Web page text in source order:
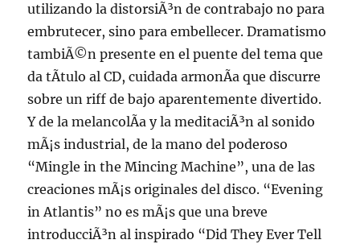
utilizando la distorsiÃ³n de contrabajo no para
embrutecer, sino para embellecer. Dramatismo
tambiÃ©n presente en el puente del tema que
da tÃ­tulo al CD, cuidada armonÃ­a que discurre
sobre un riff de bajo aparentemente divertido.
Y de la melancolÃ­a y la meditaciÃ³n al sonido
mÃ¡s industrial, de la mano del poderoso
“Mingle in the Mincing Machine”, una de las
creaciones mÃ¡s originales del disco. “Evening
in Atlantis” no es mÃ¡s que una breve
introducciÃ³n al inspirado “Did They Ever Tell